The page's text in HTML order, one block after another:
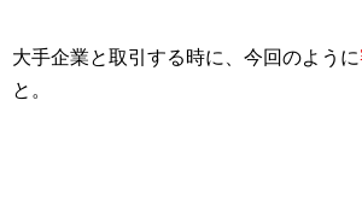
大手企業と取引する時に、今回のように
と。